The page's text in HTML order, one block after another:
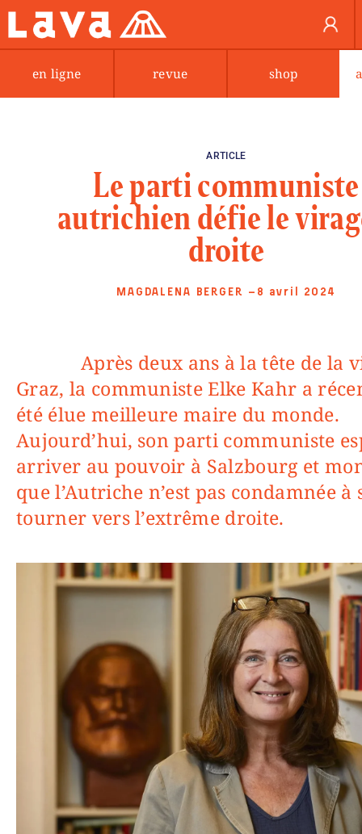
en ligne revue shop
ARTICLE
Le parti communiste
autrichien défie le
droite
MAGDALENA BERGER —8 avril 2024
Après deux ans à la tête de la ville de
Graz, la communiste Elke Kahr a
été élue meilleure maire du monde.
Aujourd’hui, son parti communiste
arriver au pouvoir à Salzbourg et
que l’Autriche n’est pas condamnée à
tourner vers l’extrême droite.